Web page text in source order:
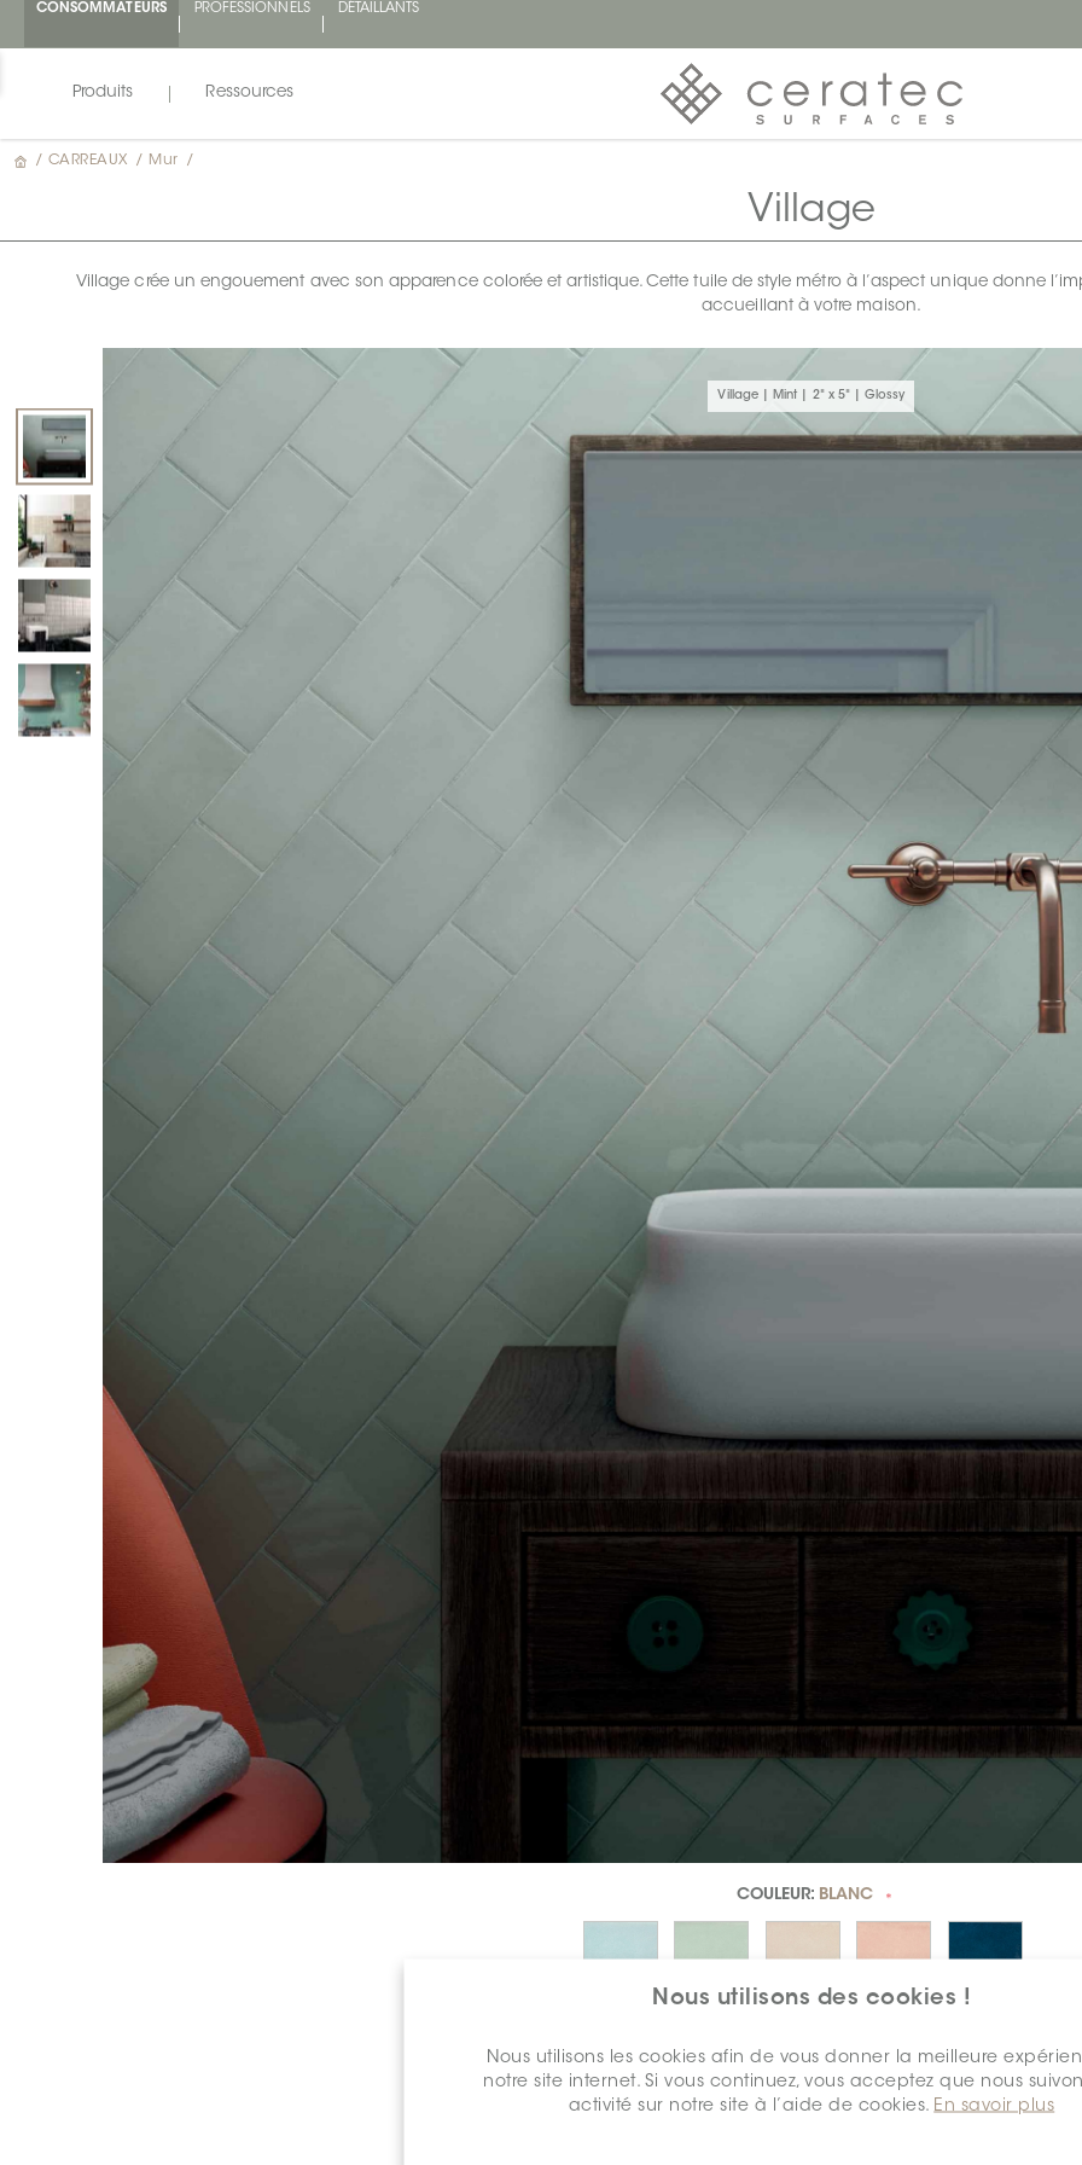
CONSOMMATEURS PROFESSIONNELS DÉTAILLANTS
Produits Ressources
Nous utilisons des cookies !
Nous utilisons les cookies afin de vous donner la meilleure
notre site internet. Si vous continuez, vous acceptez que nous
activité sur notre site à l’aide de cookies. En savoir plus
/ CARREAUX / Mur /
Village
Village crée un engouement avec son apparence colorée et artistique. Cette tuile de style métro à l’aspect unique donne
accueillant à votre maison.
Village | Mint | 2" x 5" | Glossy
COULEUR: BLANC *